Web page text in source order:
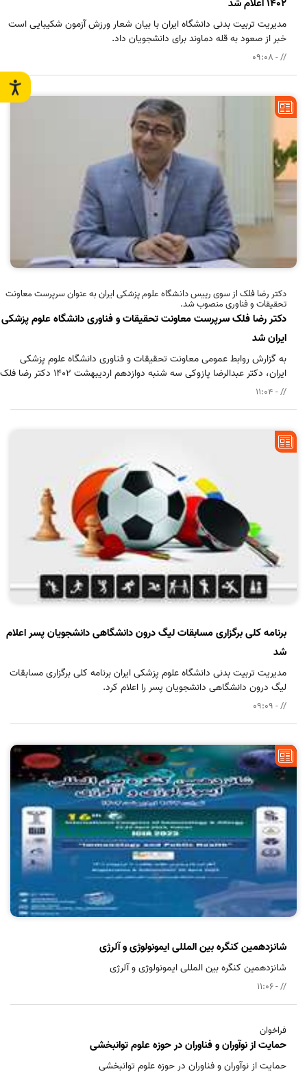
1402 اعلام شد
// - 09:08
مدیریت تربیت بدنی دانشگاه ایران با بیان شعار ورزش آزمون شکیبایی است
خبر از صعود به قله دماوند برای دانشجویان داد.
دکتر رضا فلک از سوی رییس دانشگاه علوم پزشکی ایران به عنوان سرپرست معاونت
تحقیقات و فناوری منصوب شد.
دکتر رضا فلک سرپرست معاونت تحقیقات و فناوری دانشگاه علوم پزشکی
ایران شد
// - 11:04
به گزارش روابط عمومی معاونت تحقیقات و فناوری دانشگاه علوم پزشکی
ایران، دکتر عبدالرضا پازوکی سه شنبه دوازدهم اردیبهشت 1402 دکتر رضا فلک
؛ مدیر گروه ایمونولوژی را به عنوان سرپرست معاونت تحقیقات و فناوری
برنامه کلی برگزاری مسابقات لیگ درون دانشگاهی دانشجویان پسر اعلام
شد
// - 09:09
مدیریت تربیت بدنی دانشگاه علوم پزشکی ایران برنامه کلی برگزاری مسابقات
لیگ درون دانشگاهی دانشجویان پسر را اعلام کرد.
شانزدهمین کنگره بین المللی ایمونولوژی و آلرژی
// - 11:06
شانزدهمین کنگره بین المللی ایمونولوژی و آلرژی
فراخوان
حمایت از نوآوران و فناوران در حوزه علوم توانبخشی
حمایت از نوآوران و فناوران در حوزه علوم توانبخشی